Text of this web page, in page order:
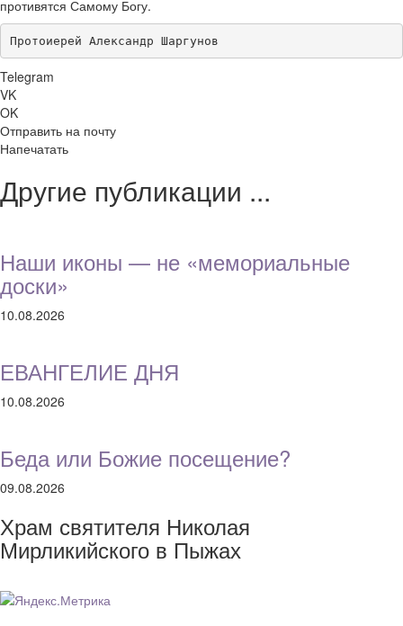
противятся Самому Богу.
Протоиерей Александр Шаргунов
Telegram
VK
OK
Отправить на почту
Напечатать
Другие публикации ...
Наши иконы — не «мемориальные
доски»
10.08.2026
ЕВАНГЕЛИЕ ДНЯ
10.08.2026
Беда или Божие посещение?
09.08.2026
Храм святителя Николая
Мирликийского в Пыжах